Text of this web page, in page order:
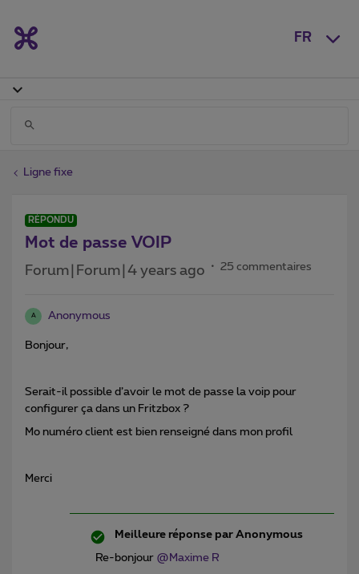
FR
Ligne fixe
RÉPONDU
Mot de passe VOIP
Forum|Forum|4 years ago 25 commentaires
A Anonymous
Bonjour,
Serait-il possible d’avoir le mot de passe la voip pour
configurer ça dans un Fritzbox ?
Mo numéro client est bien renseigné dans mon profil
Merci
Meilleure réponse par Anonymous
Re-bonjour @Maxime R